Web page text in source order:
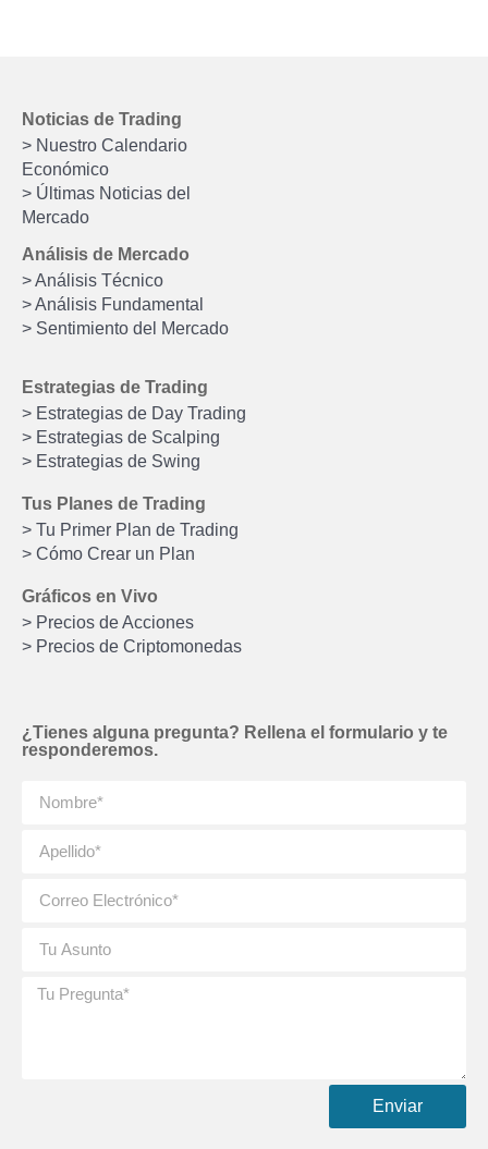
Noticias de Trading
> Nuestro Calendario
Económico
> Últimas Noticias del
Mercado
Análisis de Mercado
> Análisis Técnico
> Análisis Fundamental
> Sentimiento del Mercado
Estrategias de Trading
> Estrategias de Day Trading
> Estrategias de Scalping
> Estrategias de Swing
Tus Planes de Trading
> Tu Primer Plan de Trading
> Cómo Crear un Plan
Gráficos en Vivo
> Precios de Acciones
> Precios de Criptomonedas
¿Tienes alguna pregunta? Rellena el formulario y te
responderemos.
Enviar